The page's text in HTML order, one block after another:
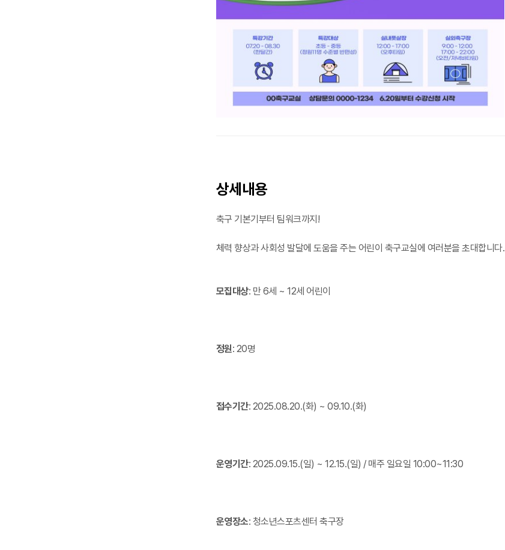
상세내용
축구 기본기부터 팀워크까지!
체력 향상과 사회성 발달에 도움을 주는 어린이 축구교실에 여러분을 초대합니다.
모집대상: 만 6세 ~ 12세 어린이
정원: 20명
접수기간: 2025.08.20.(화) ~ 09.10.(화)
운영기간: 2025.09.15.(일) ~ 12.15.(일) / 매주 일요일 10:00~11:30
운영장소: 청소년스포츠센터 축구장